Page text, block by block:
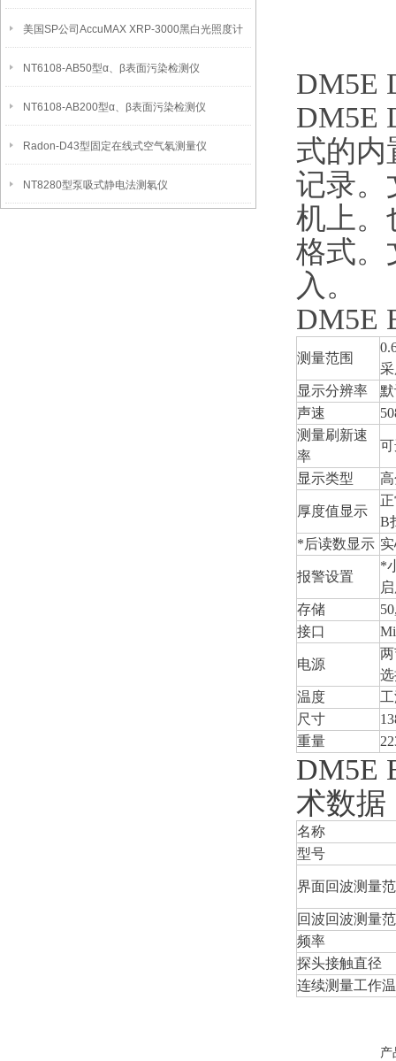
美国SP公司AccuMAX XRP-3000黑白光照度计
NT6108-AB50型α、β表面污染检测仪
NT6108-AB200型α、β表面污染检测仪
Radon-D43型固定在线式空气氡测量仪
NT8280型泵吸式静电法测氡仪
DM5E
DM5E
式的内
记录。
机上。
格式。
入。
DM5E
测量范围
显示分辨率
声速
测量刷新速
率
显示类型
厚度值显示
B
*后读数显示
报警设置
*
存储
接口
电源
温度
尺寸
重量
DM5E
术数据
名称
型号
界面回波测量
回波回波测量
频率
探头接触直径
连续测量工作
产